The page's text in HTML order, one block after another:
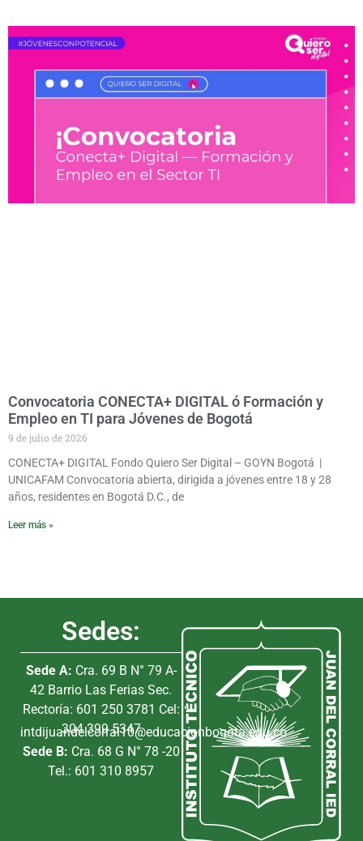
Convocatoria CONECTA+ DIGITAL ó Formación y
Empleo en TI para Jóvenes de Bogotá
9 de julio de 2026
CONECTA+ DIGITAL Fondo Quiero Ser Digital – GOYN Bogotá |
UNICAFAM Convocatoria abierta, dirigida a jóvenes entre 18 y 28
años, residentes en Bogotá D.C., de
Leer más »
Sedes:
Sede A: Cra. 69 B N° 79 A-
42 Barrio Las Ferias Sec.
Rectoría: 601 250 3781 Cel:
304 399 5347
intdijuandelcorral10@educacionbogota.edu.co
Sede B: Cra. 68 G N° 78 -20
Tel.: 601 310 8957